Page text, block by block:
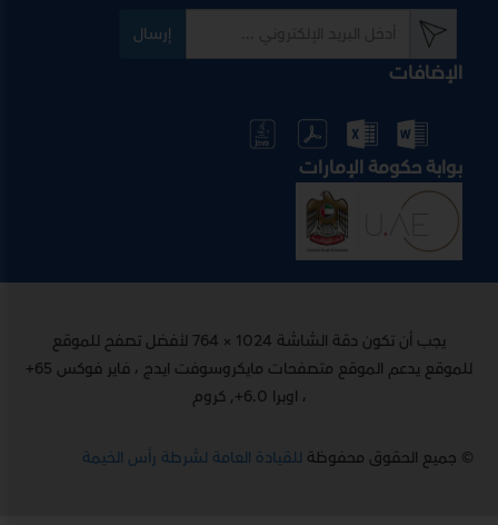
إرسال
الإضافات
بوابة حكومة الإمارات
يجب أن تكون دقة الشاشة 1024 × 764 لأفضل تصفح للموقع
للموقع يدعم الموقع متصفحات مايكروسوفت ايدج ، فاير فوكس 65+
، اوبرا 6.0+, كروم
© جميع الحقوق محفوظةللقيادة العامة لشرطة رأس الخيمة